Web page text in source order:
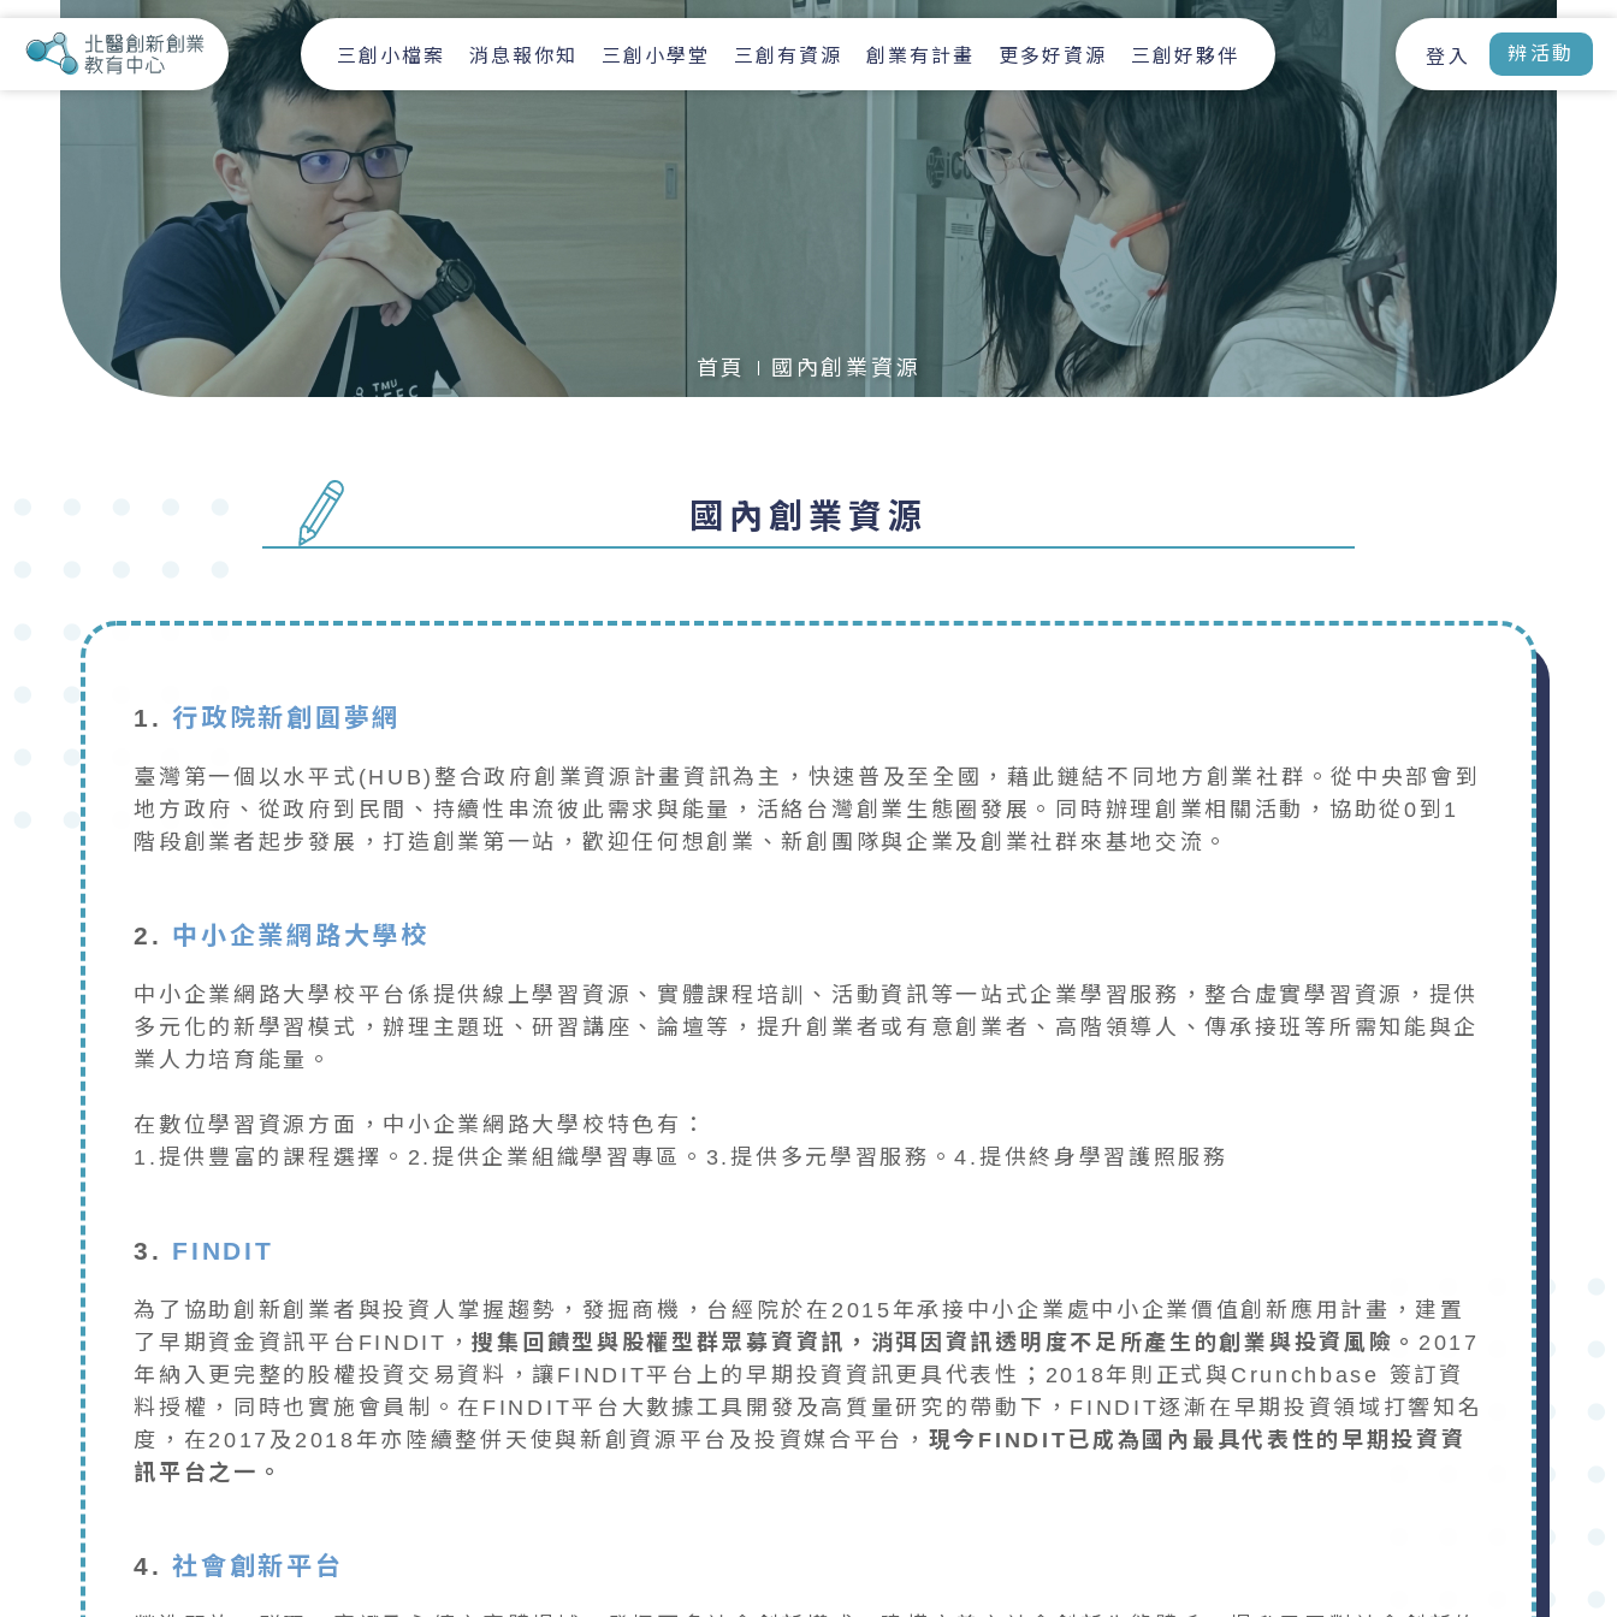
三創小檔案 消息報你知 三創小學堂 三創有資源 創業有計畫 更多好資源 三創好夥伴 登入 辨活動
首頁 國內創業資源
國內創業資源
1.行政院新創圓夢網
臺灣第一個以水平式(HUB)整合政府創業資源計畫資訊為主，快速普及至全國，藉此鏈結不同地方創業社群。從中央部會到
地方政府、從政府到民間、持續性串流彼此需求與能量，活絡台灣創業生態圈發展。同時辦理創業相關活動，協助從0到1
階段創業者起步發展，打造創業第一站，歡迎任何想創業、新創團隊與企業及創業社群來基地交流。
2. 中小企業網路大學校
中小企業網路大學校平台係提供線上學習資源、實體課程培訓、活動資訊等一站式企業學習服務，整合虛實學習資源，提供
多元化的新學習模式，辦理主題班、研習講座、論壇等，提升創業者或有意創業者、高階領導人、傳承接班等所需知能與企
業人力培育能量。
在數位學習資源方面，中小企業網路大學校特色有：
1.提供豐富的課程選擇。2.提供企業組織學習專區。3.提供多元學習服務。4.提供終身學習護照服務
3. FINDIT
為了協助創新創業者與投資人掌握趨勢，發掘商機，台經院於在2015年承接中小企業處中小企業價值創新應用計畫，建置
了早期資金資訊平台FINDIT，搜集回饋型與股權型群眾募資資訊，消弭因資訊透明度不足所產生的創業與投資風險。 2017
年納入更完整的股權投資交易資料，讓FINDIT平台上的早期投資資訊更具代表性；2018年則正式與Crunchbase 簽訂資
料授權，同時也實施會員制。在FINDIT平台大數據工具開發及高質量研究的帶動下，FINDIT逐漸在早期投資領域打響知名
度，在2017及2018年亦陸續整併天使與新創資源平台及投資媒合平台， 現今FINDIT已成為國內最具代表性的早期投資資
訊平台之一。
4.社會創新平台